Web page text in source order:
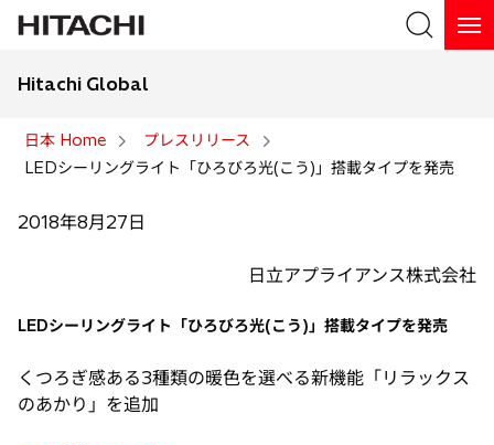
検索
Hitachi Global
日本 Home
プレスリリース
LEDシーリングライト「ひろびろ光(こう)」搭載タイプを発売
2018年8月27日
日立アプライアンス株式会社
LEDシーリングライト「ひろびろ光(こう)」搭載タイプを発売
くつろぎ感ある3種類の暖色を選べる新機能「リラックス
のあかり」を追加